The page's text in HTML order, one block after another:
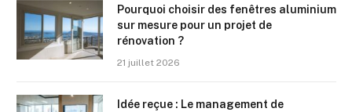
Pourquoi choisir des fenêtres aluminium
sur mesure pour un projet de
rénovation ?
21 juillet 2026
Idée reçue : Le management de